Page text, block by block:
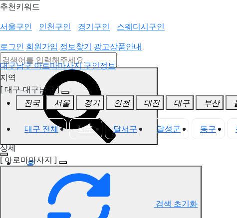
추천키워드
서울구인
인천구인 경기구인
스웨디시구인
로그인 회원가입 정보찾기 광고상품안내
홈
3,830
1,618
고객센터
전국업체정보마사지가이드
대구남구 아로마마사지 구인정보
지역
[ 대구-대구남구 ]
전국
서울 경기 인천 대전 대구 부산
대구 전체 남구 달서구 달성군 동구
상세
[ 아로마마사지 ]
검색 초기화